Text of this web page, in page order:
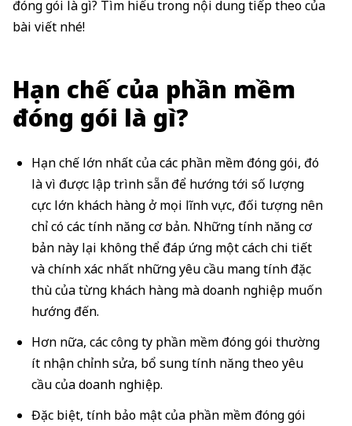
đóng gói là gì? Tìm hiểu trong nội dung tiếp theo của
bài viết nhé!
Hạn chế của phần mềm
đóng gói là gì?
Hạn chế lớn nhất của các phần mềm đóng gói, đó
là vì được lập trình sẵn để hướng tới số lượng
cực lớn khách hàng ở mọi lĩnh vực, đối tượng nên
chỉ có các tính năng cơ bản. Những tính năng cơ
bản này lại không thể đáp ứng một cách chi tiết
và chính xác nhất những yêu cầu mang tính đặc
thù của từng khách hàng mà doanh nghiệp muốn
hướng đến.
Hơn nữa, các công ty phần mềm đóng gói thường
ít nhận chỉnh sửa, bổ sung tính năng theo yêu
cầu của doanh nghiệp.
Đặc biệt, tính bảo mật của phần mềm đóng gói